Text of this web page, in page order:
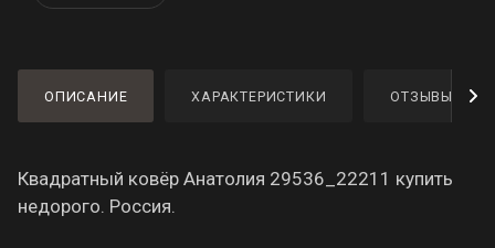
ОПИСАНИЕ ХАРАКТЕРИСТИКИ ОТЗЫВЫ
Квадратный ковёр Анатолия 29536_22211 купить
недорого. Россия.